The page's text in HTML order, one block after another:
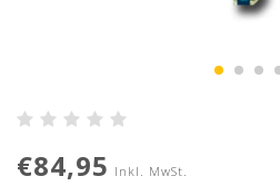
€84,95 Inkl. MwSt.